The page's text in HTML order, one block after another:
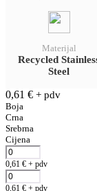
Materijal
Recycled
Steel
0,61 € + pdv
Boja
Crna
Srebrna
Cijena
0,61 € + pdv
0,61 € + pdv